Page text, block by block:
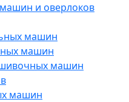
и оверлоков
машин
машин
машин
машин